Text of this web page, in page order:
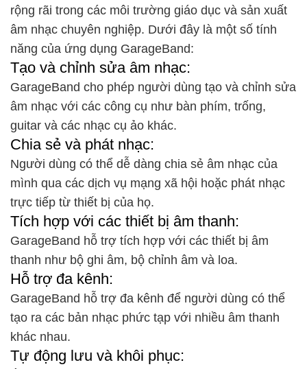
rộng rãi trong các môi trường giáo dục và sản xuất
âm nhạc chuyên nghiệp. Dưới đây là một số tính
năng của ứng dụng GarageBand:
Tạo và chỉnh sửa âm nhạc:
GarageBand cho phép người dùng tạo và chỉnh sửa
âm nhạc với các công cụ như bàn phím, trống,
guitar và các nhạc cụ ảo khác.
Chia sẻ và phát nhạc:
Người dùng có thể dễ dàng chia sẻ âm nhạc của
mình qua các dịch vụ mạng xã hội hoặc phát nhạc
trực tiếp từ thiết bị của họ.
Tích hợp với các thiết bị âm thanh:
GarageBand hỗ trợ tích hợp với các thiết bị âm
thanh như bộ ghi âm, bộ chỉnh âm và loa.
Hỗ trợ đa kênh:
GarageBand hỗ trợ đa kênh để người dùng có thể
tạo ra các bản nhạc phức tạp với nhiều âm thanh
khác nhau.
Tự động lưu và khôi phục: